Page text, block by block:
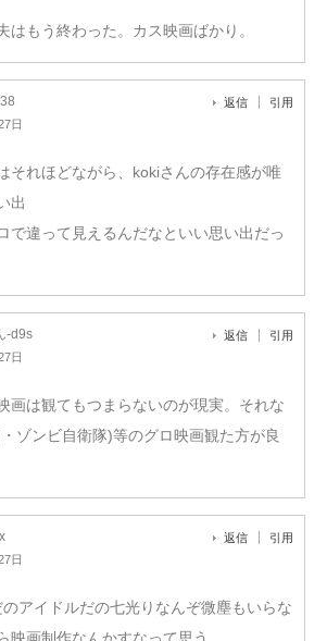
はもう終わった。カス映画ばかり。
日
返信 引用
それほどながら、kokiさんの存在感が唯
出
で違って見えるんだなといい思い出だっ
-d9s
日
返信 引用
画は観てもつまらないのが現実。それな
ゾンビ自衛隊)等のグロ映画観た方が良
日
返信 引用
アイドルだの七光りなんぞ微塵もいらな
映画制作なんかすなって思う。